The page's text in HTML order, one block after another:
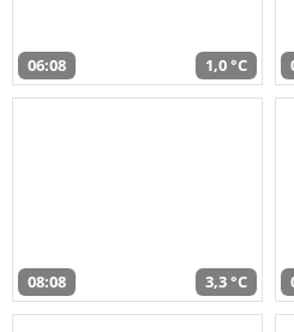
06:08 1,0 °C
08:08 3,3 °C